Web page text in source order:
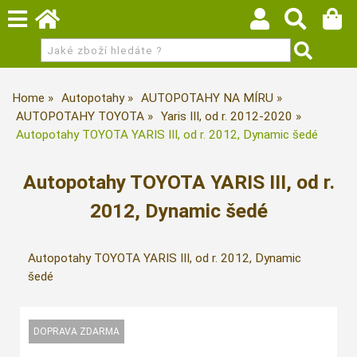
Home Autopotahy
AUTOPOTAHY NA MÍRU
AUTOPOTAHY TOYOTA
Yaris III, od r. 2012-2020
Autopotahy TOYOTA YARIS III, od r. 2012, Dynamic šedé
Autopotahy TOYOTA YARIS III, od r.
2012, Dynamic šedé
Autopotahy TOYOTA YARIS III, od r. 2012, Dynamic
šedé